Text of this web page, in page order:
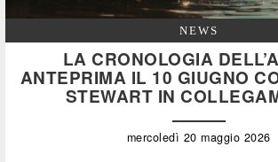
NEWS
LA CRONOLOGIA
ANTEPRIMA IL 10 GIUGNO
STEWART IN
mercoledì 20 maggio 2026